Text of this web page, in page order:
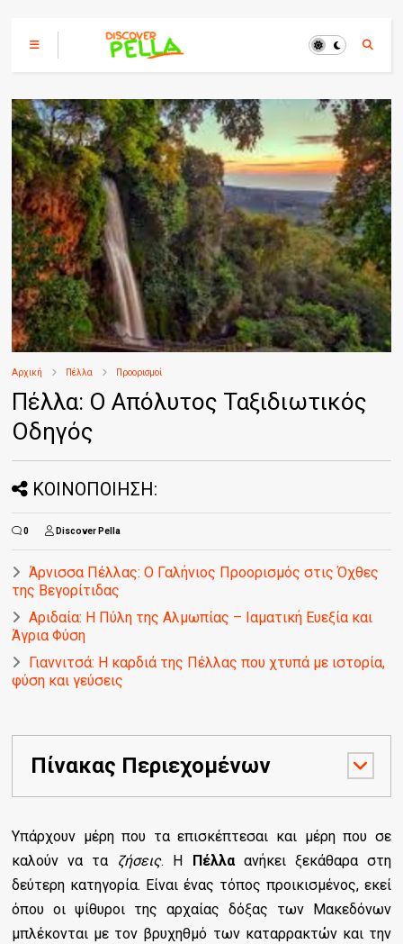
Αρχική Πέλλα Προορισμοί
Πέλλα: Ο Απόλυτος Ταξιδιωτικός
Οδηγός
ΚΟΙΝΟΠΟΙΗΣΗ:
0 Discover Pella
Άρνισσα Πέλλας: Ο Γαλήνιος Προορισμός στις Όχθες
της Βεγορίτιδας
Αριδαία: Η Πύλη της Αλμωπίας – Ιαματική Ευεξία και
Άγρια Φύση
Γιαννιτσά: Η καρδιά της Πέλλας που χτυπά με ιστορία,
φύση και γεύσεις
Πίνακας Περιεχομένων
Υπάρχουν μέρη που τα επισκέπτεσαι και μέρη που σε
καλούν να τα ζήσεις. Η Πέλλαανήκει ξεκάθαρα στη
δεύτερη κατηγορία. Είναι ένας τόπος προικισμένος, εκεί
όπου οι ψίθυροι της αρχαίας δόξας των Μακεδόνων
μπλέκονται με τον βρυχηθμό των καταρρακτών και την